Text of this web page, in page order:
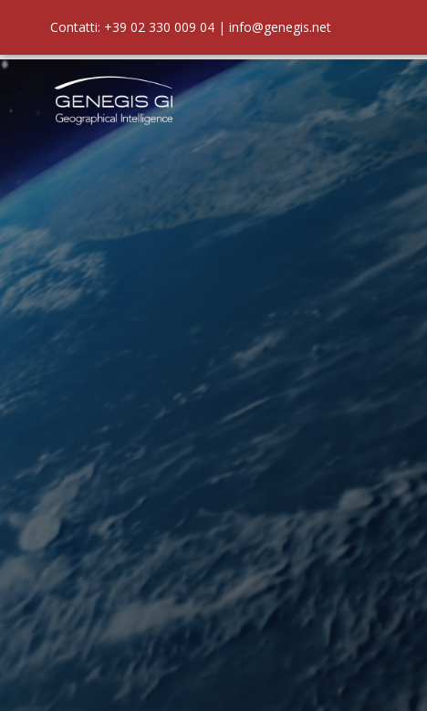
Contatti: +39 02 330 009 04 | info@genegis.net